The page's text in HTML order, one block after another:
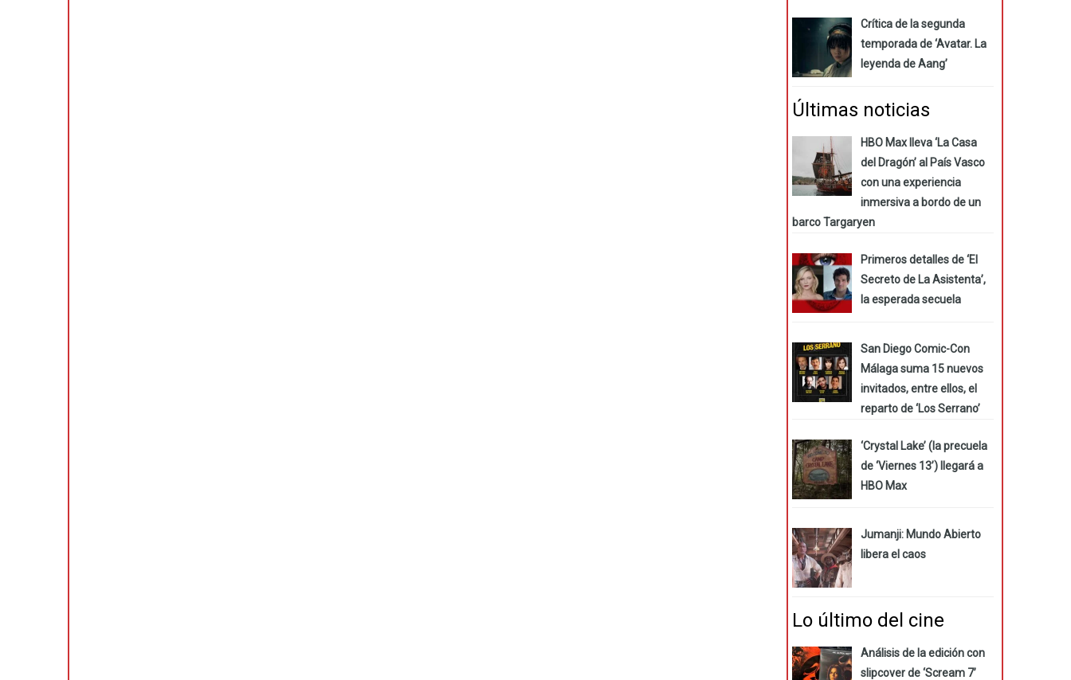
Crítica de la segunda
temporada de ‘Avatar. La
leyenda de Aang’
Últimas noticias
HBO Max lleva ‘La Casa
del Dragón’ al País Vasco
con una experiencia
inmersiva a bordo de un
barco Targaryen
Primeros detalles de ‘El
Secreto de La Asistenta’,
la esperada secuela
San Diego Comic-Con
Málaga suma 15 nuevos
invitados, entre ellos, el
reparto de ‘Los Serrano’
‘Crystal Lake’ (la precuela
de ‘Viernes 13’) llegará a
HBO Max
Jumanji: Mundo Abierto
libera el caos
Lo último del cine
Análisis de la edición con
slipcover de ‘Scream 7’